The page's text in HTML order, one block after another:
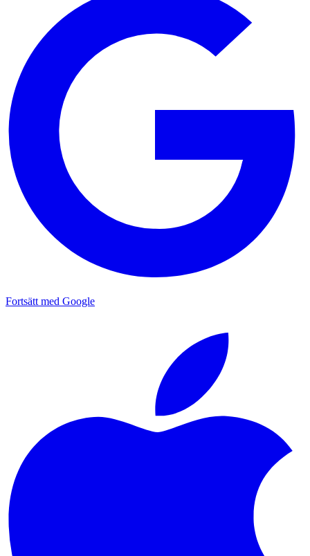
Fortsätt med Google